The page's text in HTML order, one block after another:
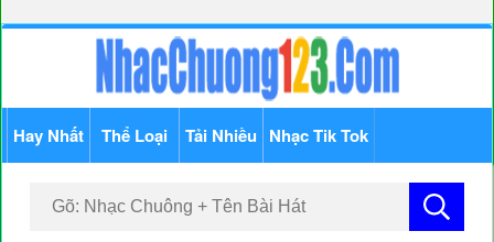
Hay Nhất Thể Loại Tải Nhiều Nhạc Tik Tok